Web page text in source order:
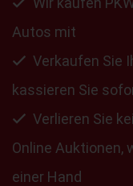
Autos mit
Verkaufen Sie
kassieren Sie
Verlieren Sie
Online Auktionen,
einer Hand